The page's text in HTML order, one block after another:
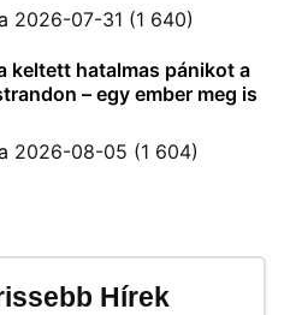
2026-07-31 (1 640)
keltett hatalmas pánikot a
– egy ember meg is
2026-08-05 (1 604)
Hírek